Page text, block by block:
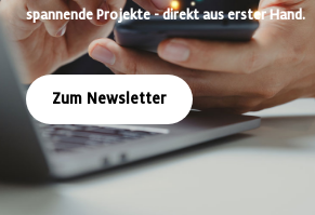
spannende Projekte - direkt aus erster Hand.
Zum Newsletter